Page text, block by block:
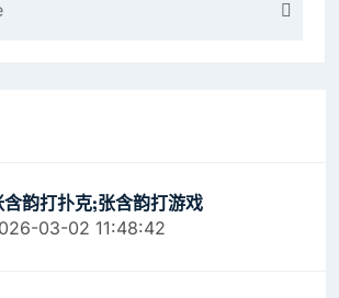
含韵打扑克;张含韵打游戏
03-02 11:48:42